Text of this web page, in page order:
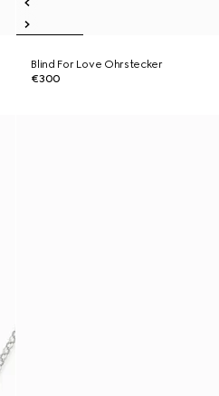
Blind For Love Ohrstecker
€300